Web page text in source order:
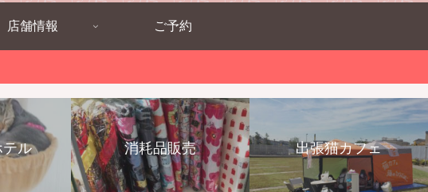
店舗情報 ご予約
テル 消耗品販売 出張猫カフェ